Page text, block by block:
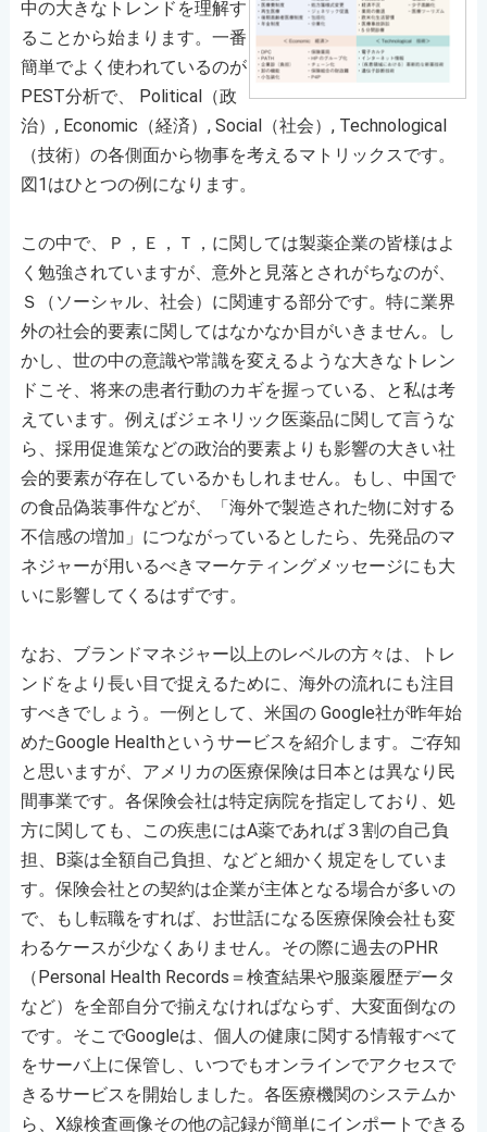
中の大きなトレンドを理解す
ることから始まります。一番
簡単でよく使われているのが
PEST分析で、 Political（政
治）, Economic（経済）, Social（社会）, Technological
（技術）の各側面から物事を考えるマトリックスです。
図1はひとつの例になります。
この中で、Ｐ，Ｅ，Ｔ，に関しては製薬企業の皆様はよ
く勉強されていますが、意外と見落とされがちなのが、
Ｓ（ソーシャル、社会）に関連する部分です。特に業界
外の社会的要素に関してはなかなか目がいきません。し
かし、世の中の意識や常識を変えるような大きなトレン
ドこそ、将来の患者行動のカギを握っている、と私は考
えています。例えばジェネリック医薬品に関して言うな
ら、採用促進策などの政治的要素よりも影響の大きい社
会的要素が存在しているかもしれません。もし、中国で
の食品偽装事件などが、「海外で製造された物に対する
不信感の増加」につながっているとしたら、先発品のマ
ネジャーが用いるべきマーケティングメッセージにも大
いに影響してくるはずです。
なお、ブランドマネジャー以上のレベルの方々は、トレ
ンドをより長い目で捉えるために、海外の流れにも注目
すべきでしょう。一例として、米国の Google社が昨年始
めたGoogle Healthというサービスを紹介します。ご存知
と思いますが、アメリカの医療保険は日本とは異なり民
間事業です。各保険会社は特定病院を指定しており、処
方に関しても、この疾患にはA薬であれば３割の自己負
担、B薬は全額自己負担、などと細かく規定をしていま
す。保険会社との契約は企業が主体となる場合が多いの
で、もし転職をすれば、お世話になる医療保険会社も変
わるケースが少なくありません。その際に過去のPHR
（Personal Health Records＝検査結果や服薬履歴データ
など）を全部自分で揃えなければならず、大変面倒なの
です。そこでGoogleは、個人の健康に関する情報すべて
をサーバ上に保管し、いつでもオンラインでアクセスで
きるサービスを開始しました。各医療機関のシステムか
ら、X線検査画像その他の記録が簡単にインポートできる